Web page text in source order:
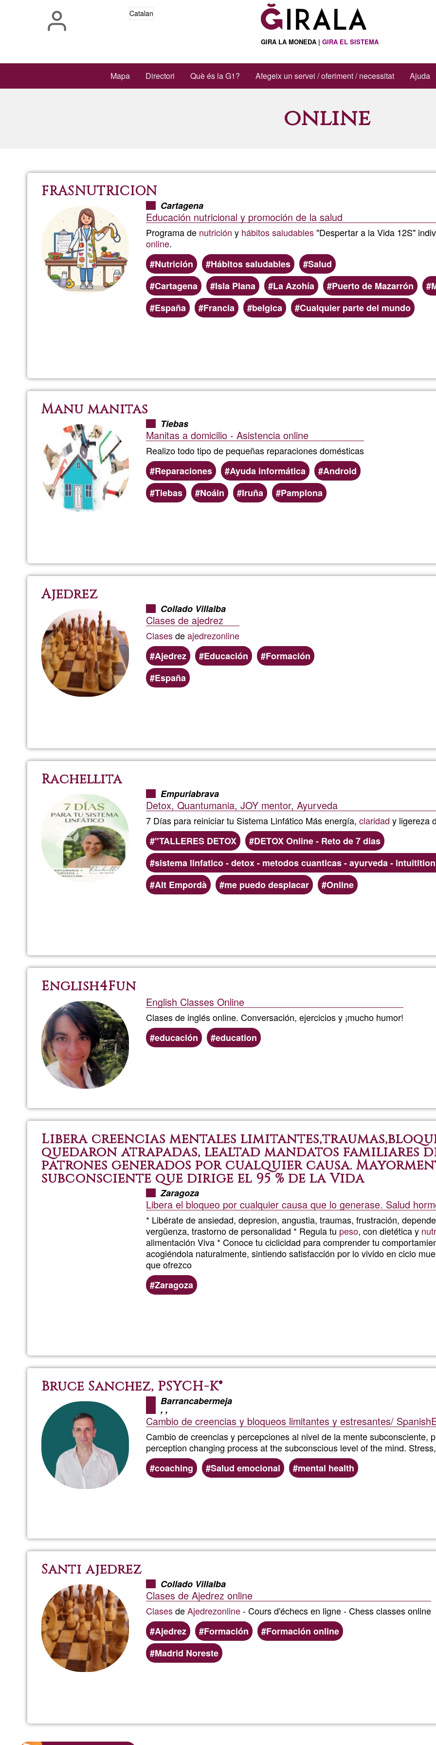
Catalan
GIRA LA MONEDA | GIRA EL SISTEMA
Mapa Directori Què és la G1? Afegeix un servei / oferiment / necessitat Ajuda
online
FRASNUTRICION
Cartagena
Educación nutricional y promoción de la salud
Programa de nutrición y hábitos saludables "Despertar a la Vida 12S"
online.
Nutrición
Hábitos saludables
Salud
Cartagena
Isla Plana La Azohía Puerto de Mazarrón
España
Francia belgica Cualquier parte del mundo
Manu manitas
Tiebas
Manitas a domicilio - Asistencia online
Realizo todo tipo de pequeñas reparaciones domésticas
Reparaciones
Ayuda informática
Android
Tiebas
Noáin Iruña Pamplona
Ajedrez
Collado Villalba
Clases de ajedrez
Clasesdeajedrezonline
Ajedrez
Educación
Formación
España
Rachellita
Empuriabrava
Detox, Quantumania, JOY mentor, Ayurveda
7 Días para reiniciar tu Sistema Linfático Más energía, claridad y ligereza
"TALLERES DETOX
DETOX Online - Reto de 7 dias
sistema linfatico - detox - metodos cuanticas - ayurveda -
Alt Empordà
me puedo desplacar Online
English4Fun
English Classes Online
Clases de inglés online. Conversación, ejercicios y ¡mucho humor!
educación
education
Libera creencias mentales
quedaron atrapadas, lealtad mandatos familiares
patrones generados por cualquier causa.
subconsciente que dirige el 95 % de la Vida
Zaragoza
Libera el bloqueo por cualquier causa que lo generase. Salud
* Libérate de ansiedad, depresion, angustia, traumas, frustración,
vergüenza, trastorno de personalidad * Regula tu peso, con dietética y
alimentación Viva * Conoce tu ciclicidad para comprender tu
acogiéndola naturalmente, sintiendo satisfacción por lo vivido en ciclo
que ofrezco
Zaragoza
lealtad
Bruce Sanchez, PSYCH-K®
Barrancabermeja
, ,
Cambio de creencias y bloqueos limitantes y estresantes/
Cambio de creencias y percepciones al nivel de la mente subconsciente,
perception changing process at the subconscious level of the mind. Stress,
coaching
Salud emocional mental health
K®
Santi ajedrez
Collado Villalba
Clases de Ajedrez online
ClasesdeAjedrezonline- Cours d'échecs en ligne - Chess classes online
Ajedrez
Formación
Formación online
Madrid Noreste